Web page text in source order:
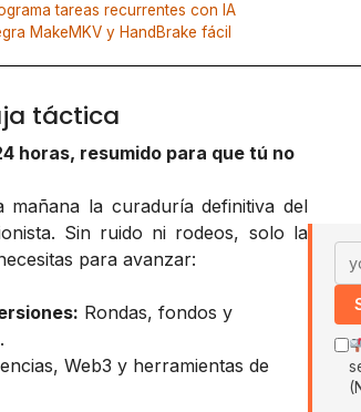
tareas recurrentes con IA
MakeMKV y HandBrake fácil
táctica
horas, resumido para que tú no
mañana la curaduría definitiva del
Sin ruido ni rodeos, solo la
para avanzar:
Rondas, fondos y
Web3 y herramientas de